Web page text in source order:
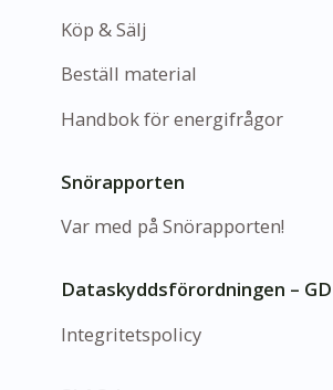
Köp & Sälj
Beställ material
Handbok för energifrågor
Snörapporten
Var med på Snörapporten!
Dataskyddsförordningen –
Integritetspolicy